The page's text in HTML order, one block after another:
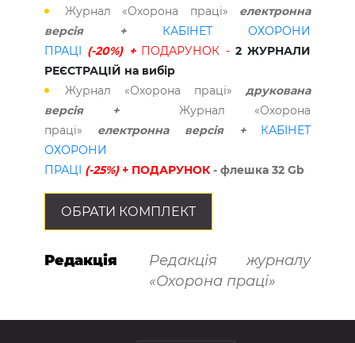
Журнал «Охорона праці» електронна
версія + КАБІНЕТ ОХОРОНИ
ПРАЦІ (-20%) + ПОДАРУНОК - 2 ЖУРНАЛИ
РЕЄСТРАЦІЙ на вибір
Журнал «Охорона праці»друкована
версія +
Журнал «Охорона
праці» електронна версія + КАБІНЕТ
ОХОРОНИ
ПРАЦІ (-25%)+ ПОДАРУНОК - флешка 32 Gb
ОБРАТИ КОМПЛЕКТ
Редакція
Редакція журналу
«Охорона праці»